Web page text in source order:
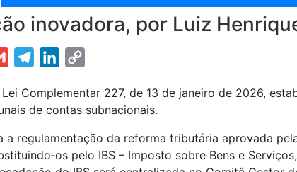
inovadora, por Luiz
Gmail TelegramLinkedIn
Complementar 227, de 13 de janeiro de 2026,
de contas subnacionais.
a regulamentação da reforma tributária aprovada
pelo IBS – Imposto sobre Bens e